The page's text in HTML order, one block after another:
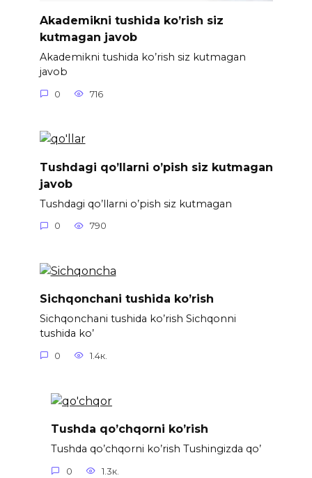
Akademikni tushida ko’rish siz
kutmagan javob
Akademikni tushida ko’rish siz kutmagan
javob
0 716
Tushdagi qo’llarni o’pish siz kutmagan
javob
Tushdagi qo’llarni o’pish siz kutmagan
0 790
Sichqonchani tushida ko’rish
Sichqonchani tushida ko’rish Sichqonni
tushida ko’
0 1.4к.
Tushda qo’chqorni ko’rish
Tushda qo’chqorni ko’rish Tushingizda qo’
0 1.3к.